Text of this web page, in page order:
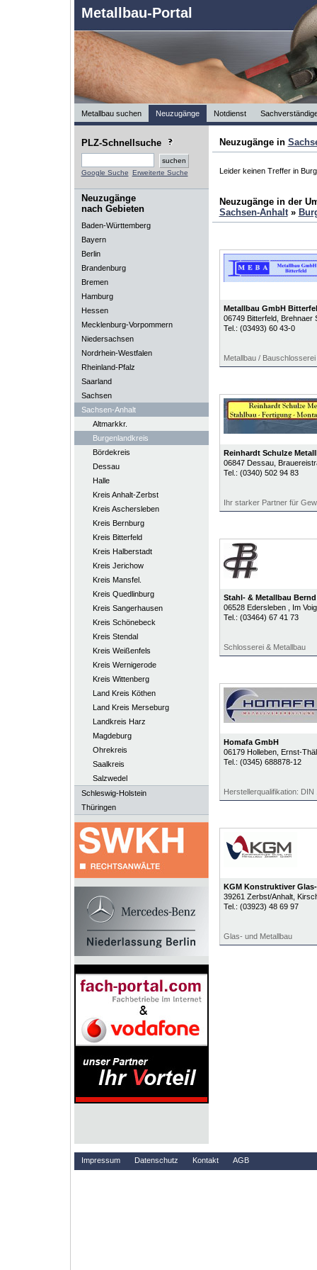
Metallbau-Portal
Metallbau suchen Neuzugänge Notdienst
PLZ-Schnellsuche
Google Suche Erweiterte Suche
Neuzugänge
nach Gebieten
Baden-Württemberg
Bayern
Berlin
Brandenburg
Bremen
Hamburg
Hessen
Mecklenburg-Vorpommern
Niedersachsen
Nordrhein-Westfalen
Rheinland-Pfalz
Saarland
Sachsen
Sachsen-Anhalt
Altmarkkr.
Burgenlandkreis
Bördekreis
Dessau
Halle
Kreis Anhalt-Zerbst
Kreis Aschersleben
Kreis Bernburg
Kreis Bitterfeld
Kreis Halberstadt
Kreis Jerichow
Kreis Mansfel.
Kreis Quedlinburg
Kreis Sangerhausen
Kreis Schönebeck
Kreis Stendal
Kreis Weißenfels
Kreis Wernigerode
Kreis Wittenberg
Land Kreis Köthen
Land Kreis Merseburg
Landkreis Harz
Magdeburg
Ohrekreis
Saalkreis
Salzwedel
Schleswig-Holstein
Thüringen
Neuzugänge in
Leider keinen Treffer in
Neuzugänge in der
Sachsen-Anhalt»
Metallbau GmbH
06749 Bitterfeld, Brehnaer
Tel.: (03493) 60 43-0
Metallbau / Bauschlosserei
Reinhardt Schulze
06847 Dessau,
Tel.: (0340) 502 94 83
Ihr starker Partner für
Stahl- & Metallbau
06528 Edersleben
, Im
Tel.: (03464) 67 41 73
Schlosserei & Metallbau
Homafa GmbH
06179 Holleben, Ernst-
Tel.: (0345) 688878-12
Herstellerqualifikation:
KGM Konstruktiver
39261 Zerbst/Anhalt,
Tel.: (03923) 48 69 97
Glas- und Metallbau
Impressum Datenschutz Kontakt AGB